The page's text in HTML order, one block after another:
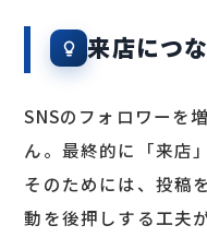
来店につ
SNSのフォロワーを
ん。最終的に「来店
そのためには、投稿
動を後押しする工夫